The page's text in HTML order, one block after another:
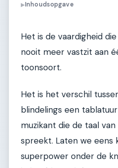
▶Inhoudsopgave
Het is de vaardigheid
nooit meer vastzit aan
toonsoort.
Het is het verschil
blindelings een
muzikant die de taal
spreekt. Laten we eens
superpower onder de